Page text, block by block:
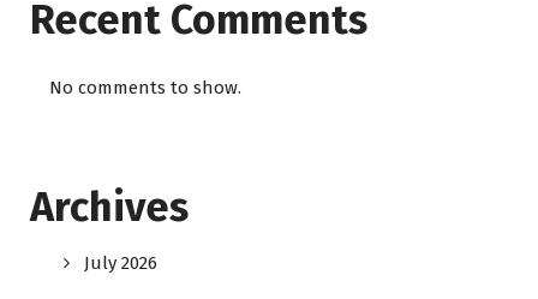
Recent Comments
No comments to show.
Archives
July 2026